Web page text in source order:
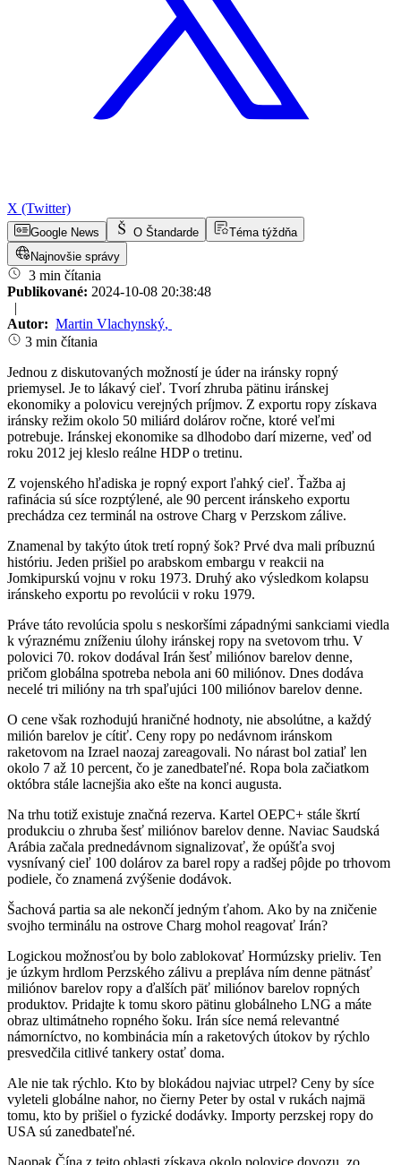
X (Twitter)
Google News O Štandarde
Téma týždňa
Najnovšie správy
3 min čítania
Publikované: 2024-10-08 20:38:48
|
Autor: Martin Vlachynský,
3 min čítania
Jednou z diskutovaných možností je úder na iránsky ropný
priemysel. Je to lákavý cieľ. Tvorí zhruba pätinu iránskej
ekonomiky a polovicu verejných príjmov. Z exportu ropy získava
iránsky režim okolo 50 miliárd dolárov ročne, ktoré veľmi
potrebuje. Iránskej ekonomike sa dlhodobo darí mizerne, veď od
roku 2012 jej kleslo reálne HDP o tretinu.
Z vojenského hľadiska je ropný export ľahký cieľ. Ťažba aj
rafinácia sú síce rozptýlené, ale 90 percent iránskeho exportu
prechádza cez terminál na ostrove Charg v Perzskom zálive.
Znamenal by takýto útok tretí ropný šok? Prvé dva mali príbuznú
históriu. Jeden prišiel po arabskom embargu v reakcii na
Jomkipurskú vojnu v roku 1973. Druhý ako výsledkom kolapsu
iránskeho exportu po revolúcii v roku 1979.
Práve táto revolúcia spolu s neskoršími západnými sankciami viedla
k výraznému zníženiu úlohy iránskej ropy na svetovom trhu. V
polovici 70. rokov dodával Irán šesť miliónov barelov denne,
pričom globálna spotreba nebola ani 60 miliónov. Dnes dodáva
necelé tri milióny na trh spaľujúci 100 miliónov barelov denne.
O cene však rozhodujú hraničné hodnoty, nie absolútne, a každý
milión barelov je cítiť. Ceny ropy po nedávnom iránskom
raketovom na Izrael naozaj zareagovali. No nárast bol zatiaľ len
okolo 7 až 10 percent, čo je zanedbateľné. Ropa bola začiatkom
októbra stále lacnejšia ako ešte na konci augusta.
Na trhu totiž existuje značná rezerva. Kartel OEPC+ stále škrtí
produkciu o zhruba šesť miliónov barelov denne. Naviac Saudská
Arábia začala prednedávnom signalizovať, že opúšťa svoj
vysnívaný cieľ 100 dolárov za barel ropy a radšej pôjde po trhovom
podiele, čo znamená zvýšenie dodávok.
Šachová partia sa ale nekončí jedným ťahom. Ako by na zničenie
svojho terminálu na ostrove Charg mohol reagovať Irán?
Logickou možnosťou by bolo zablokovať Hormúzsky prieliv. Ten
je úzkym hrdlom Perzského zálivu a prepláva ním denne pätnásť
miliónov barelov ropy a ďalších päť miliónov barelov ropných
produktov. Pridajte k tomu skoro pätinu globálneho LNG a máte
obraz ultimátneho ropného šoku. Irán síce nemá relevantné
námorníctvo, no kombinácia mín a raketových útokov by rýchlo
presvedčila citlivé tankery ostať doma.
Ale nie tak rýchlo. Kto by blokádou najviac utrpel? Ceny by síce
vyleteli globálne nahor, no čierny Peter by ostal v rukách najmä
tomu, kto by prišiel o fyzické dodávky. Importy perzskej ropy do
USA sú zanedbateľné.